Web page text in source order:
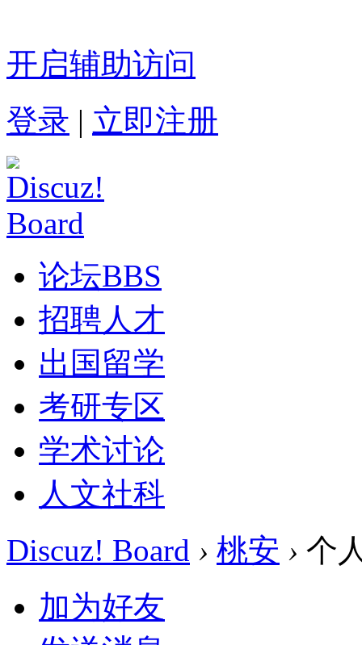
开启辅助访问
登录 | 立即注册
论坛BBS
招聘人才
出国留学
考研专区
学术讨论
人文社科
Discuz! Board › 桃安 › 个
加为好友